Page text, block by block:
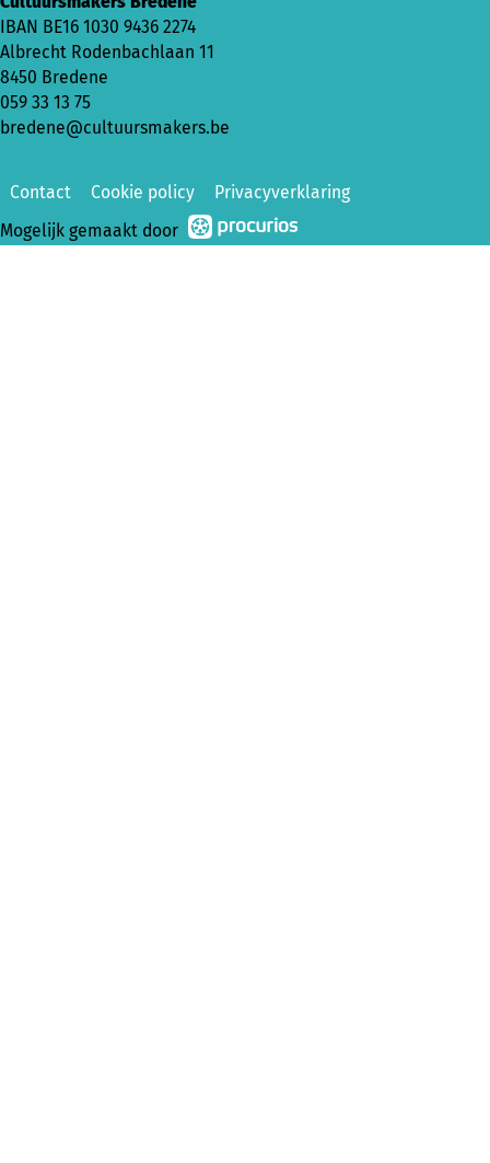
IBAN BE16 1030 9436 2274
Albrecht Rodenbachlaan 11
8450 Bredene
059 33 13 75
bredene@cultuursmakers.be
Contact Cookie policy
Privacyverklaring
Mogelijk gemaakt door